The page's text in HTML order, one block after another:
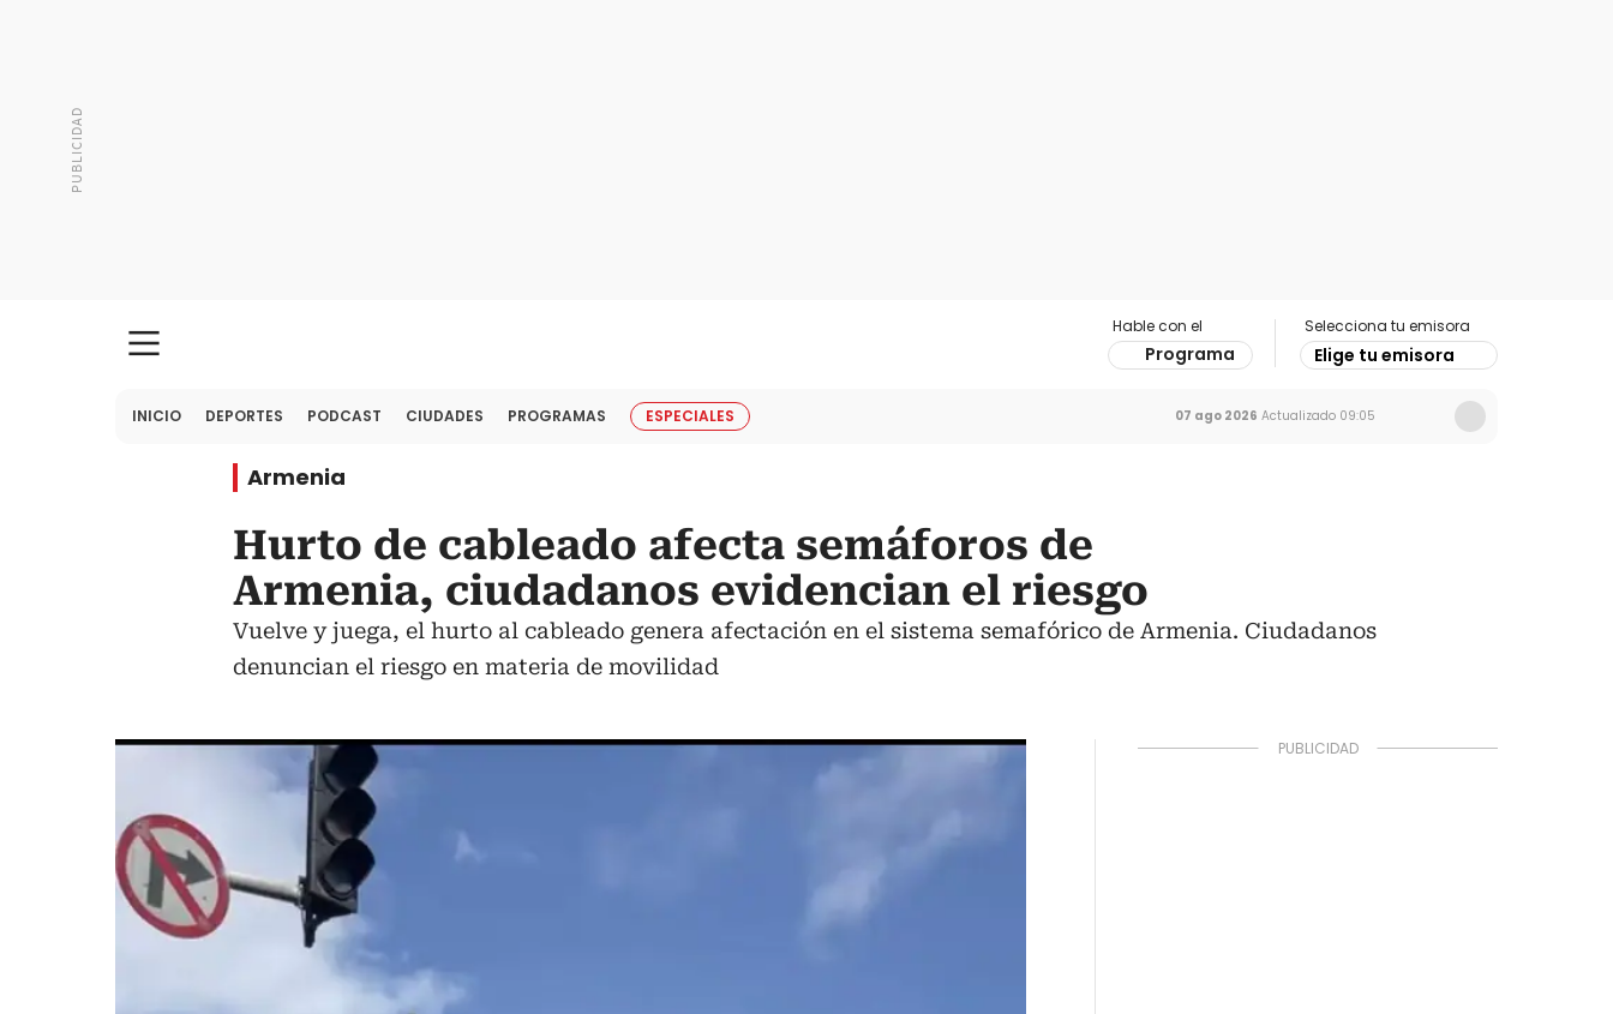
Hable con el
Programa
Selecciona tu emisora
Elige tu emisora
INICIO DEPORTES PODCAST CIUDADES PROGRAMAS ESPECIALES 07 ago 2026 Actualizado 09:05
Armenia
Hurto de cableado afecta semáforos de
Armenia, ciudadanos evidencian el riesgo
Vuelve y juega, el hurto al cableado genera afectación en el sistema semafórico de Armenia. Ciudadanos
denuncian el riesgo en materia de movilidad